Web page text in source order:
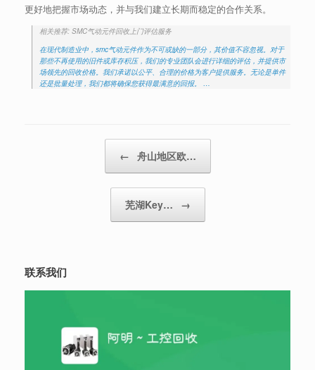
更好地把握市场动态，并与我们建立长期而稳定的合作关系。
相关推荐: SMC气动元件回收上门评估服务
在现代制造业中，smc气动元件作为不可或缺的一部分，其价值不容忽视。对于
那些不再使用的旧件或库存积压，我们的专业团队会进行详细的评估，并提供市
场领先的回收价格。我们承诺以公平、合理的价格为客户提供服务。无论是单件
还是批量处理，我们都将确保您获得最满意的回报。 …
← 舟山地区欧…
芜湖Key… →
联系我们